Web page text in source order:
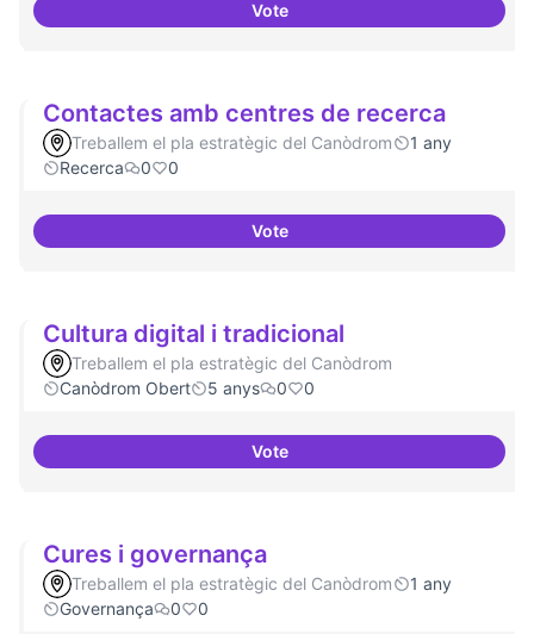
VoteConsolidar oferta antena
Contactes amb centres de recerca
Treballem el pla estratègic del Canòdrom
1 any
Recerca
0 0
VoteContactes amb centres de
Cultura digital i tradicional
Treballem el pla estratègic del Canòdrom
Canòdrom Obert
5 anys 0 0
VoteCultura digital i tradicional
Cures i governança
Treballem el pla estratègic del Canòdrom
1 any
Governança
0 0